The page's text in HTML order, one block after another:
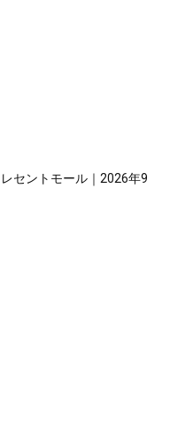
セントモール｜2026年9